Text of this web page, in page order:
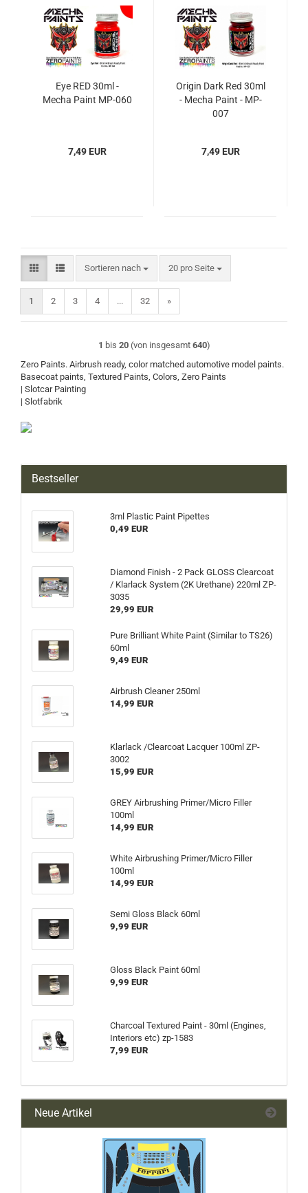
Eye RED 30ml -
Mecha Paint MP-060
7,49 EUR
Origin Dark Red 30ml
- Mecha Paint - MP-
007
7,49 EUR
Sortieren nach
Sortieren nach 20 pro Seite
pro Seite
1 2 3 4 ... 32 »
1 bis 20(von insgesamt 640)
Zero Paints. Airbrush ready, color matched automotive model paints.
Basecoat paints, Textured Paints, Colors, Zero Paints
| Slotcar Painting
| Slotfabrik
Bestseller
3ml Plastic Paint Pipettes
0,49 EUR
Diamond Finish - 2 Pack GLOSS Clearcoat
/ Klarlack System (2K Urethane) 220ml ZP-
3035
29,99 EUR
Pure Brilliant White Paint (Similar to TS26)
60ml
9,49 EUR
Airbrush Cleaner 250ml
14,99 EUR
Klarlack /Clearcoat Lacquer 100ml ZP-
3002
15,99 EUR
GREY Airbrushing Primer/Micro Filler
100ml
14,99 EUR
White Airbrushing Primer/Micro Filler
100ml
14,99 EUR
Semi Gloss Black 60ml
9,99 EUR
Gloss Black Paint 60ml
9,99 EUR
Charcoal Textured Paint - 30ml (Engines,
Interiors etc) zp-1583
7,99 EUR
Neue Artikel